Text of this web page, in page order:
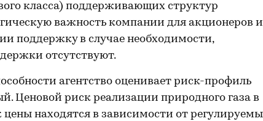
класса) поддерживающих структур
важность компании для акционеров и
поддержку в случае необходимости,
отсутствуют.
агентство оценивает риск-профиль
Ценовой риск реализации природного газа в
находятся в зависимости от